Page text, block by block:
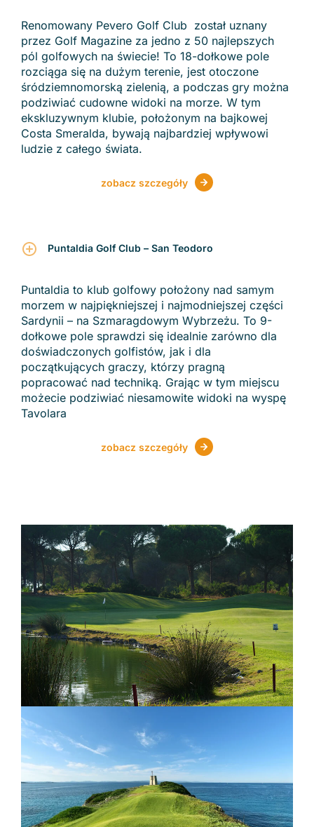
Renomowany Pevero Golf Club został uznany
przez Golf Magazine za jedno z 50 najlepszych
pól golfowych na świecie! To 18-dołkowe pole
rozciąga się na dużym terenie, jest otoczone
śródziemnomorską zielenią, a podczas gry można
podziwiać cudowne widoki na morze. W tym
ekskluzywnym klubie, położonym na bajkowej
Costa Smeralda, bywają najbardziej wpływowi
ludzie z całego świata.
zobacz szczegóły
Puntaldia Golf Club – San Teodoro
Puntaldia to klub golfowy położony nad samym
morzem w najpiękniejszej i najmodniejszej części
Sardynii – na Szmaragdowym Wybrzeżu. To 9-
dołkowe pole sprawdzi się idealnie zarówno dla
doświadczonych golfistów, jak i dla
początkujących graczy, którzy pragną
popracować nad techniką. Grając w tym miejscu
możecie podziwiać niesamowite widoki na wyspę
Tavolara
zobacz szczegóły